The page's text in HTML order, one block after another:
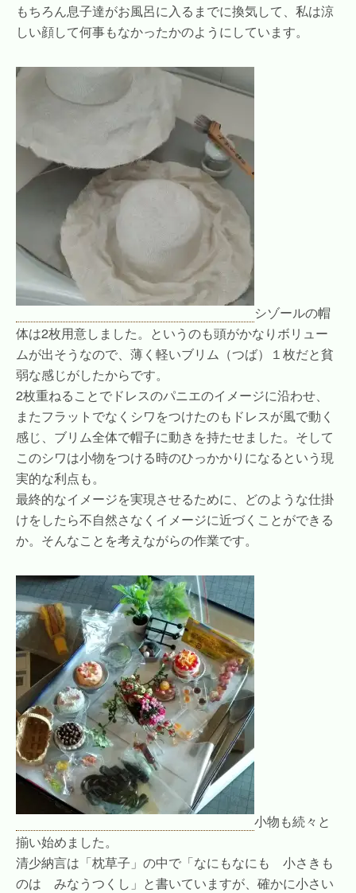
もちろん息子達がお風呂に入るまでに換気して、私は涼
しい顔して何事もなかったかのようにしています。
シゾールの帽
体は2枚用意しました。というのも頭がかなりボリュー
ムが出そうなので、薄く軽いブリム（つば）１枚だと貧
弱な感じがしたからです。
2枚重ねることでドレスのパニエのイメージに沿わせ、
またフラットでなくシワをつけたのもドレスが風で動く
感じ、ブリム全体で帽子に動きを持たせました。そして
このシワは小物をつける時のひっかかりになるという現
実的な利点も。
最終的なイメージを実現させるために、どのような仕掛
けをしたら不自然さなくイメージに近づくことができる
か。そんなことを考えながらの作業です。
小物も続々と
揃い始めました。
清少納言は「枕草子」の中で「なにもなにも 小さきも
のは みなうつくし」と書いていますが、確かに小さい